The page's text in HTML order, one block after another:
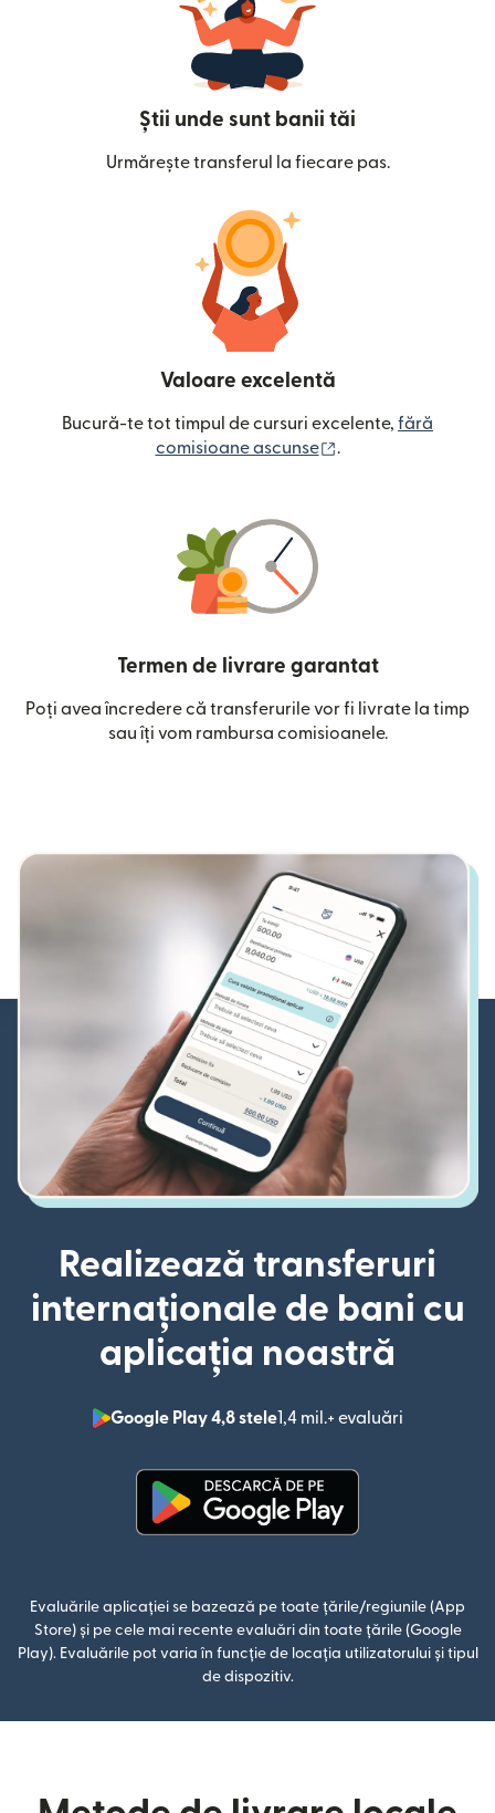
Știi unde sunt banii tăi
Urmărește transferul la fiecare pas.
Valoare excelentă
Bucură-te tot timpul de cursuri excelente, fără
comisioane ascunse
.
Termen de livrare garantat
Poți avea încredere că transferurile vor fi livrate la timp
sau îți vom rambursa comisioanele.
Realizează transferuri
internaționale de bani cu
aplicația noastră
Google Play 4,8 stele1,4 mil.+ evaluări
(se
Evaluările aplicației se bazează pe toate țările/regiunile (App
Store) și pe cele mai recente evaluări din toate țările (Google
Play). Evaluările pot varia în funcție de locația utilizatorului și tipul
de dispozitiv.